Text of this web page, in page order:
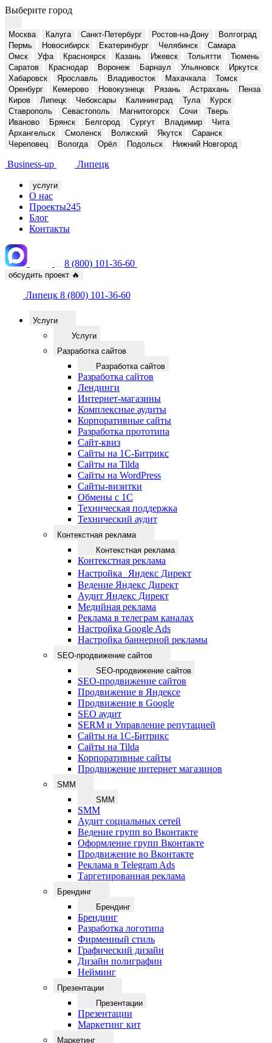
Выберите город
Москва Калуга Санкт-Петербург Ростов-на-Дону
Волгоград
Пермь
Новосибирск Екатеринбург Челябинск
Самара
Омск
Уфа Красноярск Казань Ижевск Тольятти
Тюмень
Саратов
Краснодар Воронеж Барнаул Ульяновск
Иркутск
Хабаровск
Ярославль Владивосток Махачкала
Томск
Оренбург
Кемерово Новокузнецк Рязань Астрахань
Пенза
Киров
Липецк Чебоксары Калининград Тула
Курск
Ставрополь
Севастополь Магнитогорск Сочи
Тверь
Иваново
Брянск Белгород Сургут Владимир
Чита
Архангельск
Смоленск Волжский Якутск
Саранск
Череповец
Вологда Орёл Подольск Нижний Новгород
Business-up Липецк
услуги
О нас
Проекты245
Блог
Контакты
8 (800) 101-36-60
обсудить проект 🔥
Липецк 8 (800) 101-36-60
Услуги
Услуги
Разработка сайтов
Разработка сайтов
Разработка сайтов
Лендинги
Интернет-магазины
Комплексные аудиты
Корпоративные сайты
Разработка прототипа
Сайт-квиз
Сайты на 1С-Битрикс
Сайты на Tilda
Сайты на WordPress
Сайты-визитки
Обмены с 1С
Техническая поддержка
Технический аудит
Контекстная реклама
Контекстная реклама
Контекстная реклама
Настройка Яндекс Директ
Ведение Яндекс Директ
Аудит Яндекс Директ
Медийная реклама
Реклама в телеграм каналах
Настройка Google Ads
Настройка баннерной рекламы
SEO-продвижение сайтов
SEO-продвижение сайтов
SEO-продвижение сайтов
Продвижение в Яндексе
Продвижение в Google
SEO аудит
SERM и Управление репутацией
Сайты на 1С-Битрикс
Сайты на Tilda
Корпоративные сайты
Продвижение интернет магазинов
SMM
SMM
SMM
Аудит социальных сетей
Ведение групп во Вконтакте
Оформление групп Вконтакте
Продвижение во Вконтакте
Реклама в Telegram Ads
Таргетированная реклама
Брендинг
Брендинг
Брендинг
Разработка логотипа
Фирменный стиль
Графический дизайн
Дизайн полиграфии
Нейминг
Презентации
Презентации
Презентации
Маркетинг кит
Маркетинг